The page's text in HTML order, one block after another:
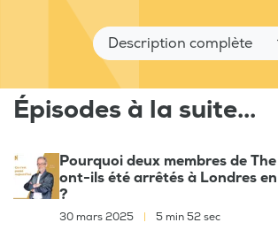
Description complète
Épisodes à la suite...
Pourquoi deux membres de
ont-ils été arrêtés à Londres
?
30 mars 2025 5 min 52 sec